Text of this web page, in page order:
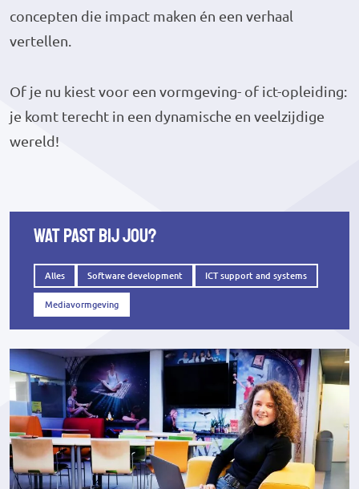
concepten die impact maken én een verhaal
vertellen.
Of je nu kiest voor een vormgeving- of ict-opleiding:
je komt terecht in een dynamische en veelzijdige
wereld!
Wat past bij jou?
Alles Software development ICT support and systems
Mediavormgeving